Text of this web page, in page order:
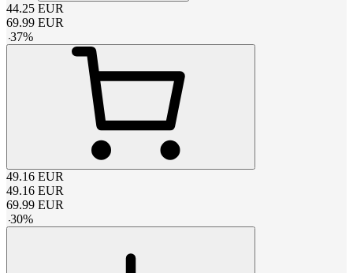
44.25 EUR
69.99 EUR
-37%
49.16 EUR
49.16 EUR
69.99 EUR
-30%